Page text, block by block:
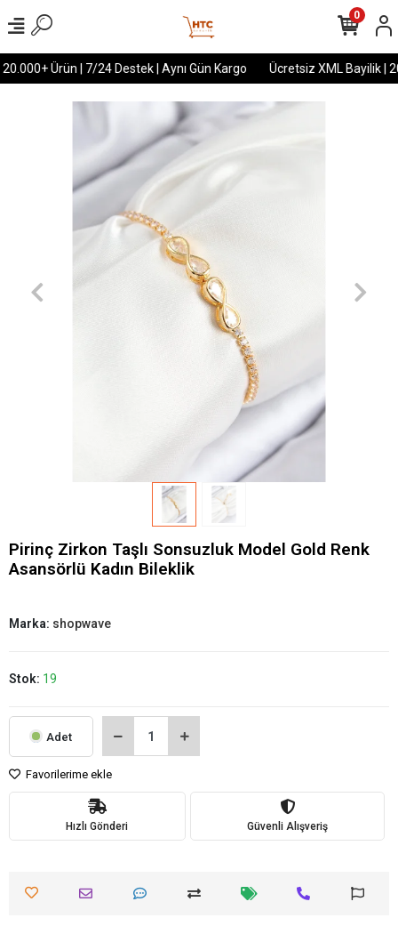
Ürün | 7/24 Destek | Aynı Gün Kargo Ücretsiz XML Bayilik |
0
Pirinç Zirkon Taşlı Sonsuzluk Model Gold Renk
Asansörlü Kadın Bileklik
Marka: shopwave
Stok: 19
Adet
Favorilerime ekle
Hızlı Gönderi Güvenli Alışveriş